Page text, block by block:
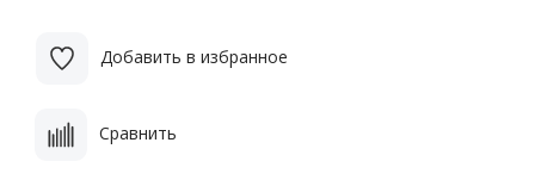
Добавить в избранное
Сравнить